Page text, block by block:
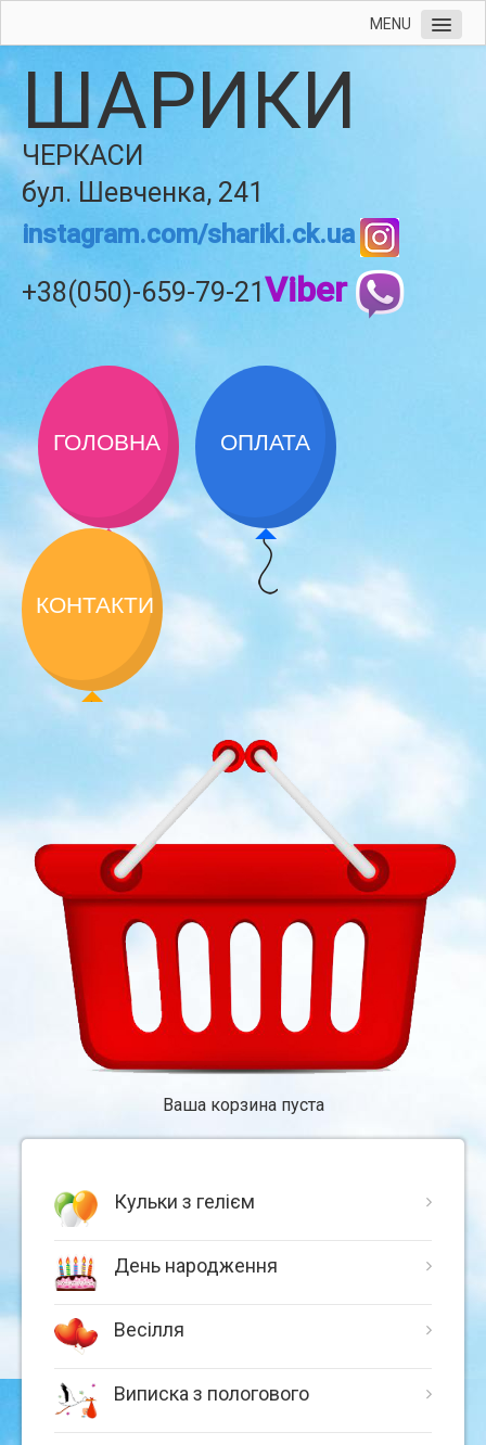
MENU
ШАРИКИ
ЧЕРКАСИ
бул. Шевченка, 241
instagram.com/shariki.ck.ua
+38(050)-659-79-21Viber
ГОЛОВНА ОПЛАТА
КОНТАКТИ
Ваша корзина пуста
Кульки з гелієм
День народження
Весілля
Виписка з пологового